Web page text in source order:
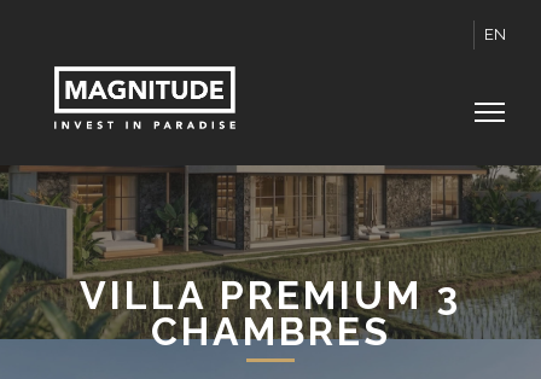
EN
VILLA PREMIUM 3
CHAMBRES